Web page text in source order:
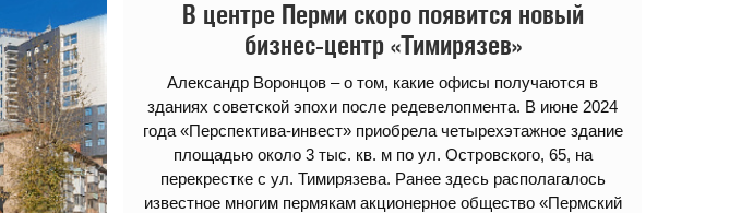
В центре Перми скоро появится новый
бизнес-центр «Тимирязев»
Александр Воронцов – о том, какие офисы получаются в
зданиях советской эпохи после редевелопмента. В июне 2024
года «Перспектива-инвест» приобрела четырехэтажное здание
площадью около 3 тыс. кв. м по ул. Островского, 65, на
перекрестке с ул. Тимирязева. Ранее здесь располагалось
известное многим пермякам акционерное общество «Пермский